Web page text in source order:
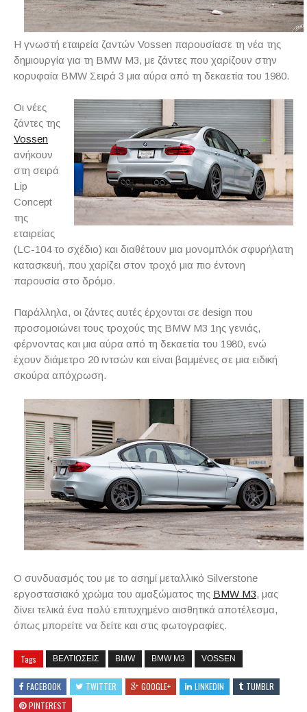
Η γνωστή εταιρεία ζαντών Vossen παρουσίασε τη νέα της
δημιουργία για τη BMW M3, με ζάντες που χαρίζουν στην
κορυφαία BMW Σειρά 3 μια αύρα από τη δεκαετία του 1980.
Οι νέες
ζάντες της
Vossen
ανήκουν
στη σειρά
Lip
Concept
της
εταιρείας
(LC-104 το σχέδιο) και διαθέτουν μια μονομπλόκ σφυρήλατη
κατασκευή, που χαρίζει στον τροχό μια πιο έντονη
παρουσία στο δρόμο.
Παράλληλα, οι ζάντες αυτές έρχονται σε design που
προσομοιώνει τους τροχούς της BMW M3 1ης γενιάς,
φέρνοντας και μια αύρα από τη δεκαετία του 1980, ενώ
έχουν διάμετρο 20 ιντσών και είναι βαμμένες σε μια ειδική
σκούρα απόχρωση.
Ο συνδυασμός του με το ασημί μεταλλικό Silverstone
εργοστασιακό χρώμα του αμαξώματος της BMW M3, μας
δίνει τελικά ένα πολύ επιτυχημένο αισθητικά αποτέλεσμα,
όπως μπορείτε να δείτε και στις φωτογραφίες.
Tags ΒΕΛΤΙΩΣΕΙΣ BMW BMW M3 VOSSEN
FACEBOOK TWITTER GOOGLE+ LINKEDIN
TUMBLR
PINTEREST